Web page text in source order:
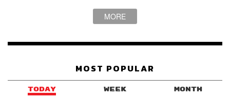
MORE
MOST POPULAR
TODAY WEEK MONTH